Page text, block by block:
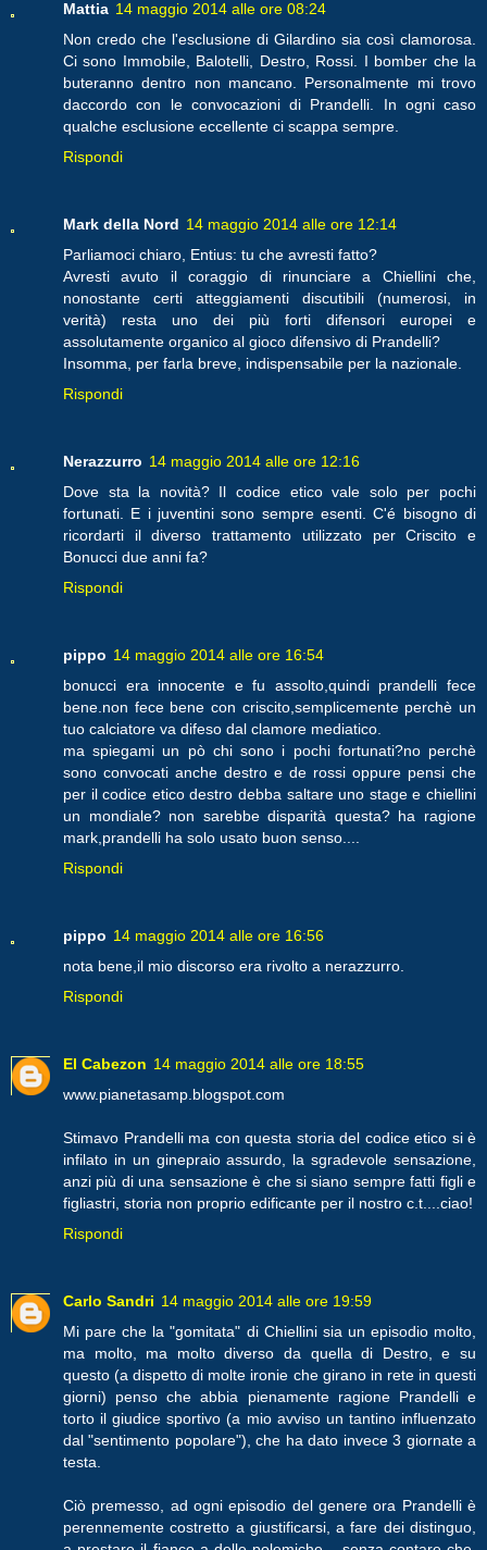
Mattia 14 maggio 2014 alle ore 08:24
Non credo che l'esclusione di Gilardino sia così clamorosa.
Ci sono Immobile, Balotelli, Destro, Rossi. I bomber che la
buteranno dentro non mancano. Personalmente mi trovo
daccordo con le convocazioni di Prandelli. In ogni caso
qualche esclusione eccellente ci scappa sempre.
Rispondi
Mark della Nord 14 maggio 2014 alle ore 12:14
Parliamoci chiaro, Entius: tu che avresti fatto?
Avresti avuto il coraggio di rinunciare a Chiellini che,
nonostante certi atteggiamenti discutibili (numerosi, in
verità) resta uno dei più forti difensori europei e
assolutamente organico al gioco difensivo di Prandelli?
Insomma, per farla breve, indispensabile per la nazionale.
Rispondi
Nerazzurro 14 maggio 2014 alle ore 12:16
Dove sta la novità? Il codice etico vale solo per pochi
fortunati. E i juventini sono sempre esenti. C'é bisogno di
ricordarti il diverso trattamento utilizzato per Criscito e
Bonucci due anni fa?
Rispondi
pippo 14 maggio 2014 alle ore 16:54
bonucci era innocente e fu assolto,quindi prandelli fece
bene.non fece bene con criscito,semplicemente perchè un
tuo calciatore va difeso dal clamore mediatico.
ma spiegami un pò chi sono i pochi fortunati?no perchè
sono convocati anche destro e de rossi oppure pensi che
per il codice etico destro debba saltare uno stage e chiellini
un mondiale? non sarebbe disparità questa? ha ragione
mark,prandelli ha solo usato buon senso....
Rispondi
pippo 14 maggio 2014 alle ore 16:56
nota bene,il mio discorso era rivolto a nerazzurro.
Rispondi
El Cabezon 14 maggio 2014 alle ore 18:55
www.pianetasamp.blogspot.com
Stimavo Prandelli ma con questa storia del codice etico si è
infilato in un ginepraio assurdo, la sgradevole sensazione,
anzi più di una sensazione è che si siano sempre fatti figli e
figliastri, storia non proprio edificante per il nostro c.t....ciao!
Rispondi
Carlo Sandri 14 maggio 2014 alle ore 19:59
Mi pare che la "gomitata" di Chiellini sia un episodio molto,
ma molto, ma molto diverso da quella di Destro, e su
questo (a dispetto di molte ironie che girano in rete in questi
giorni) penso che abbia pienamente ragione Prandelli e
torto il giudice sportivo (a mio avviso un tantino influenzato
dal "sentimento popolare"), che ha dato invece 3 giornate a
testa.
Ciò premesso, ad ogni episodio del genere ora Prandelli è
perennemente costretto a giustificarsi, a fare dei distinguo,